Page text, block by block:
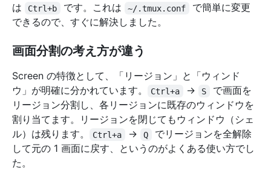
は
Ctrl+b です。これは ~/.tmux.conf
で簡単に変更
できるので、すぐに解決しました。
画面分割の考え方が違う
Screen の特徴として、「リージョン」と「ウィンド
ウ」が明確に分かれています。
Ctrl+a → S
で画面を
リージョン分割し、各リージョンに既存のウィンドウを
割り当てます。リージョンを閉じてもウィンドウ（シェ
ル）は残ります。
Ctrl+a → Q
でリージョンを全解除
して元の 1 画面に戻す、というのがよくある使い方でし
た。